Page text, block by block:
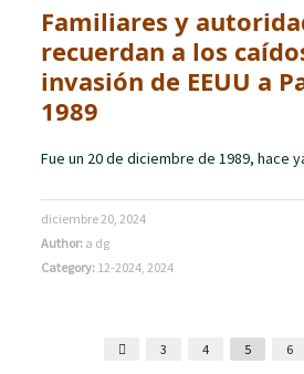
Familiares y
recuerdan a los
invasión de EEUU a
1989
Fue un 20 de diciembre de 1989, hace
diciembre 20, 2024
Author: a dg
Category: 12-2024 ,2024
3 4 5 6